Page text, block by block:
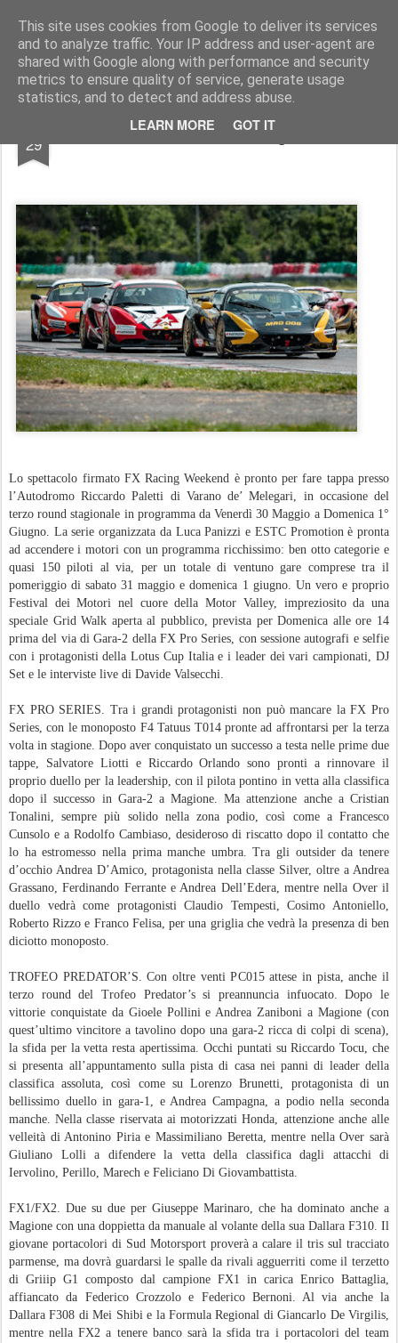
This site uses cookies from Google to deliver its services
and to analyze traffic. Your IP address and user-agent are
shared with Google along with performance and security
metrics to ensure quality of service, generate usage
statistics, and to detect and address abuse.
LEARN MORE GOT IT
AutoMotoCorse. Motorsport Random News 280912
29 A Varano arriva FX Racing Weekend
Lo spettacolo firmato FX Racing Weekend è pronto per fare tappa presso
l’Autodromo Riccardo Paletti di Varano de’ Melegari, in occasione del
terzo round stagionale in programma da Venerdì 30 Maggio a Domenica 1°
Giugno. La serie organizzata da Luca Panizzi e ESTC Promotion è pronta
ad accendere i motori con un programma ricchissimo: ben otto categorie e
quasi 150 piloti al via, per un totale di ventuno gare comprese tra il
pomeriggio di sabato 31 maggio e domenica 1 giugno. Un vero e proprio
Festival dei Motori nel cuore della Motor Valley, impreziosito da una
speciale Grid Walk aperta al pubblico, prevista per Domenica alle ore 14
prima del via di Gara-2 della FX Pro Series, con sessione autografi e selfie
con i protagonisti della Lotus Cup Italia e i leader dei vari campionati, DJ
Set e le interviste live di Davide Valsecchi.
FX PRO SERIES. Tra i grandi protagonisti non può mancare la FX Pro
Series, con le monoposto F4 Tatuus T014 pronte ad affrontarsi per la terza
volta in stagione. Dopo aver conquistato un successo a testa nelle prime due
tappe, Salvatore Liotti e Riccardo Orlando sono pronti a rinnovare il
proprio duello per la leadership, con il pilota pontino in vetta alla classifica
dopo il successo in Gara-2 a Magione. Ma attenzione anche a Cristian
Tonalini, sempre più solido nella zona podio, così come a Francesco
Cunsolo e a Rodolfo Cambiaso, desideroso di riscatto dopo il contatto che
lo ha estromesso nella prima manche umbra. Tra gli outsider da tenere
d’occhio Andrea D’Amico, protagonista nella classe Silver, oltre a Andrea
Grassano, Ferdinando Ferrante e Andrea Dell’Edera, mentre nella Over il
duello vedrà come protagonisti Claudio Tempesti, Cosimo Antoniello,
Roberto Rizzo e Franco Felisa, per una griglia che vedrà la presenza di ben
diciotto monoposto.
TROFEO PREDATOR’S. Con oltre venti PC015 attese in pista, anche il
terzo round del Trofeo Predator’s si preannuncia infuocato. Dopo le
vittorie conquistate da Gioele Pollini e Andrea Zaniboni a Magione (con
quest’ultimo vincitore a tavolino dopo una gara-2 ricca di colpi di scena),
la sfida per la vetta resta apertissima. Occhi puntati su Riccardo Tocu, che
si presenta all’appuntamento sulla pista di casa nei panni di leader della
classifica assoluta, così come su Lorenzo Brunetti, protagonista di un
bellissimo duello in gara-1, e Andrea Campagna, a podio nella seconda
manche. Nella classe riservata ai motorizzati Honda, attenzione anche alle
velleità di Antonino Piria e Massimiliano Beretta, mentre nella Over sarà
Giuliano Lolli a difendere la vetta della classifica dagli attacchi di
Iervolino, Perillo, Marech e Feliciano Di Giovambattista.
FX1/FX2. Due su due per Giuseppe Marinaro, che ha dominato anche a
Magione con una doppietta da manuale al volante della sua Dallara F310. Il
giovane portacolori di Sud Motorsport proverà a calare il tris sul tracciato
parmense, ma dovrà guardarsi le spalle da rivali agguerriti come il terzetto
di Griiip G1 composto dal campione FX1 in carica Enrico Battaglia,
affiancato da Federico Crozzolo e Federico Bernoni. Al via anche la
Dallara F308 di Mei Shibi e la Formula Regional di Giancarlo De Virgilis,
mentre nella FX2 a tenere banco sarà la sfida tra i portacolori del team